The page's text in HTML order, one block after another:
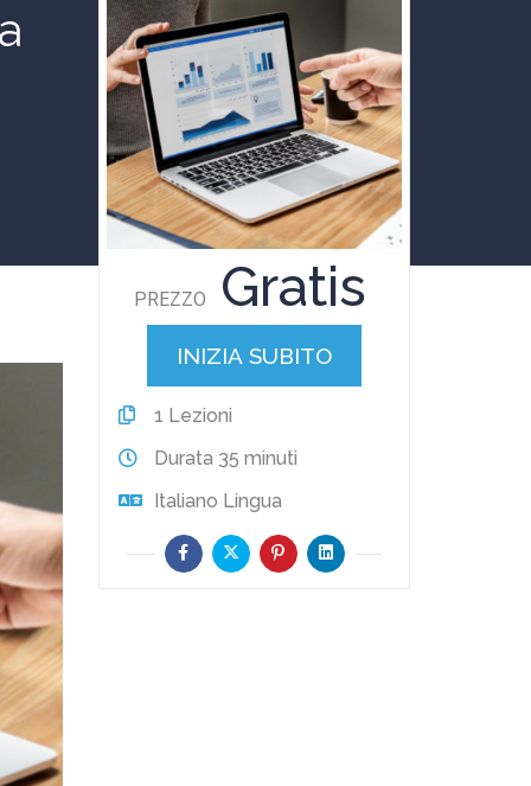
PREZZO Gratis
INIZIA SUBITO
1 Lezioni
Durata 35 minuti
Italiano Lingua